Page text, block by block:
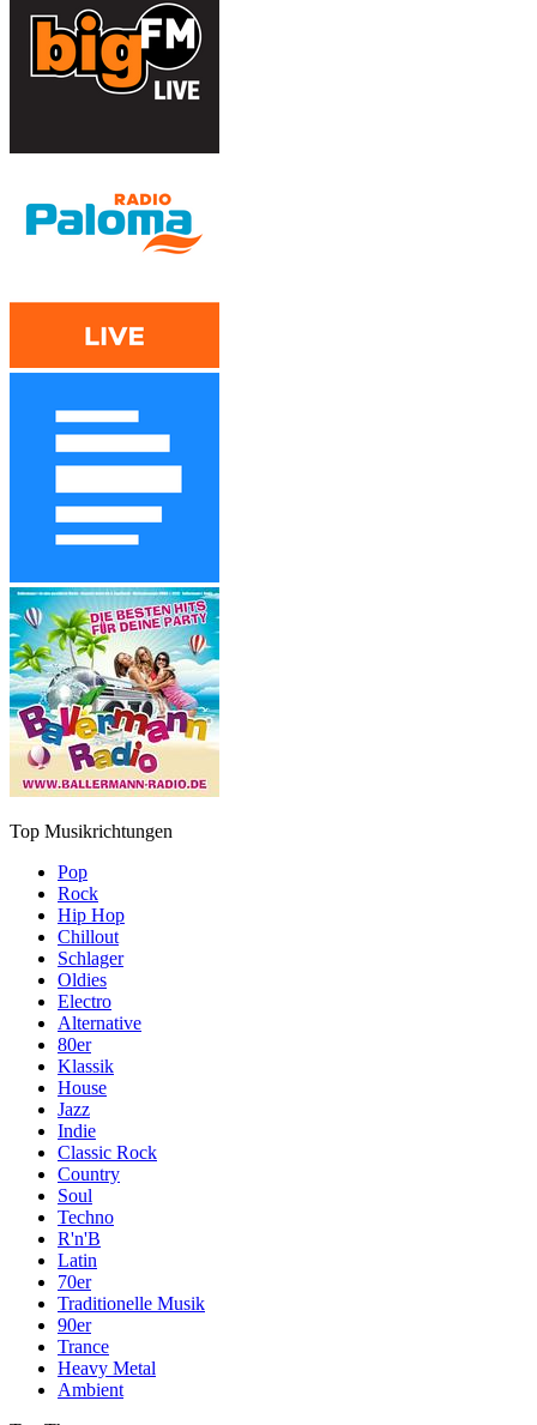
Top Musikrichtungen
Pop
Rock
Hip Hop
Chillout
Schlager
Oldies
Electro
Alternative
80er
Klassik
House
Jazz
Indie
Classic Rock
Country
Soul
Techno
R'n'B
Latin
70er
Traditionelle Musik
90er
Trance
Heavy Metal
Ambient